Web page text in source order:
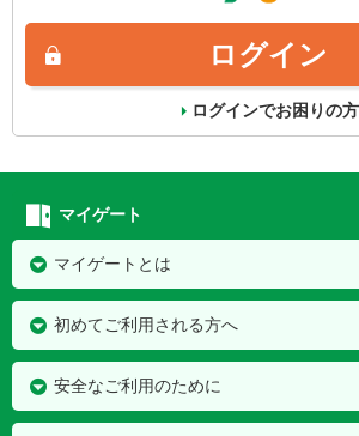
ログイン
ログインでお困りの方
マイゲート
マイゲートとは
初めてご利用される方へ
安全なご利用のために